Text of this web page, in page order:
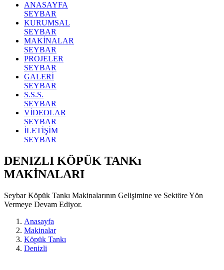
ANASAYFA
SEYBAR
KURUMSAL
SEYBAR
MAKİNALAR
SEYBAR
PROJELER
SEYBAR
GALERİ
SEYBAR
S.S.S.
SEYBAR
VİDEOLAR
SEYBAR
İLETİŞİM
SEYBAR
DENIZLI KÖPÜK TANKı
MAKİNALARI
Seybar Köpük Tankı Makinalarının Gelişimine ve Sektöre Yön
Vermeye Devam Ediyor.
Anasayfa
Makinalar
Köpük Tankı
Denizli